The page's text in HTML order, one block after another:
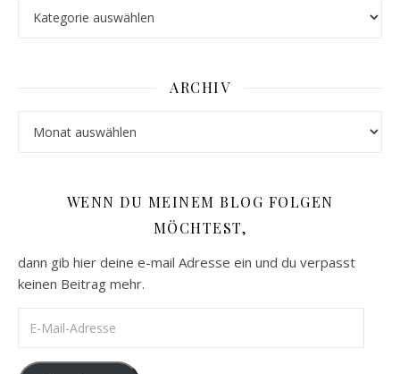
ARCHIV
WENN DU MEINEM BLOG FOLGEN
MÖCHTEST,
dann gib hier deine e-mail Adresse ein und du verpasst
keinen Beitrag mehr.